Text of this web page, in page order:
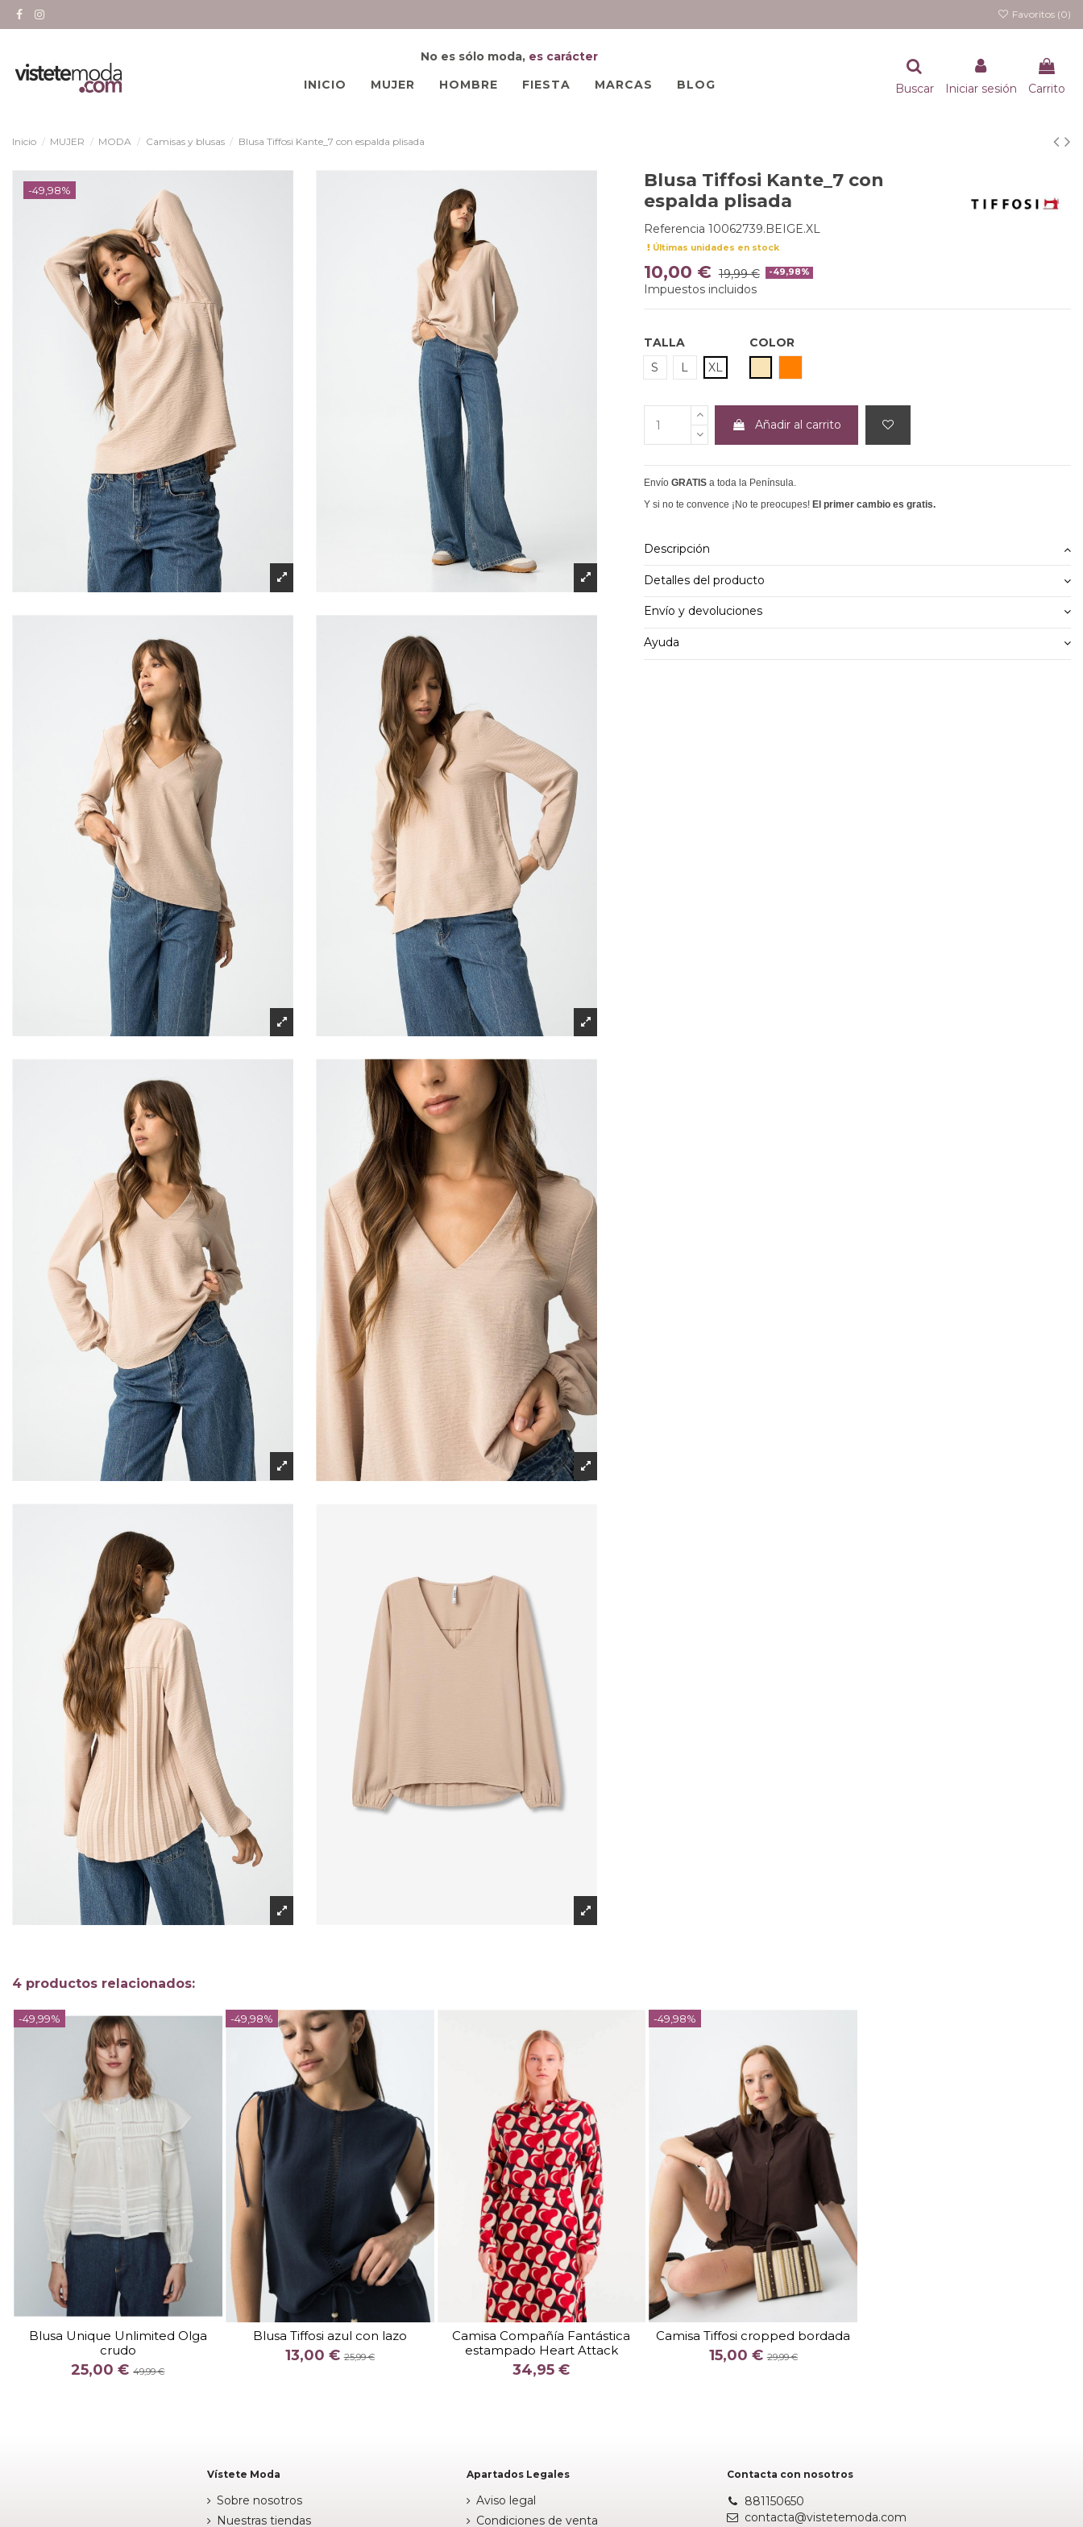
Favoritos (0)
No es sólo moda, es carácter
INICIO
MUJER HOMBRE FIESTA MARCAS BLOG Buscar Iniciar sesión Carrito
Inicio MUJER MODA Camisas y blusas Blusa Tiffosi Kante_7 con espalda plisada
-49,98%
Blusa Tiffosi Kante_7 con
espalda plisada
Referencia 10062739.BEIGE.XL
Últimas unidades en stock
10,00 € 19,99 € -49,98%
Impuestos incluidos
TALLA
S
L XL
COLOR
Añadir al carrito
Envío GRATIS a toda la Península.
Y si no te convence ¡No te preocupes! El primer cambio es gratis.
Descripción
Detalles del producto
Envío y devoluciones
Ayuda
4 productos relacionados:
-49,99%
Blusa Unique Unlimited Olga
crudo
25,00 €49,99 €
TALLA
COLOR
-49,98%
Blusa Tiffosi azul con lazo
13,00 €25,99 €
S
COLOR
Camisa Compañía Fantástica
estampado Heart Attack
34,95 €
TALLA
S
COLOR
NEGRO
-49,98%
Camisa Tiffosi cropped bordada
15,00 €29,99 €
TALLA
XS
S
L
COLOR
Vístete Moda
Sobre nosotros
Nuestras tiendas
Apartados Legales
Aviso legal
Condiciones de venta
Contacta con nosotros
881150650
contacta@vistetemoda.com